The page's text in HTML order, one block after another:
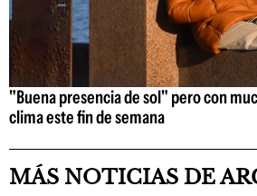
"Buena presencia de sol" pero con
clima este fin de semana
MÁS NOTICIAS DE